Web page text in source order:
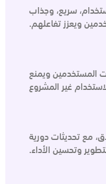
سريع، وجذاب
ويعزز تفاعلهم.
المستخدمين ويمنع
غير المشروع
مع تحديثات دورية
وتحسين الأداء.